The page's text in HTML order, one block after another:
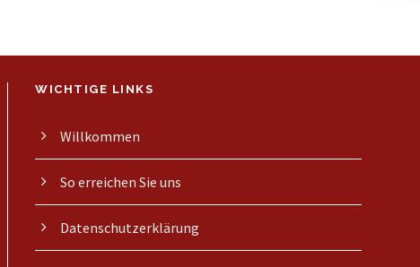
WICHTIGE LINKS
Willkommen
So erreichen Sie uns
Datenschutzerklärung